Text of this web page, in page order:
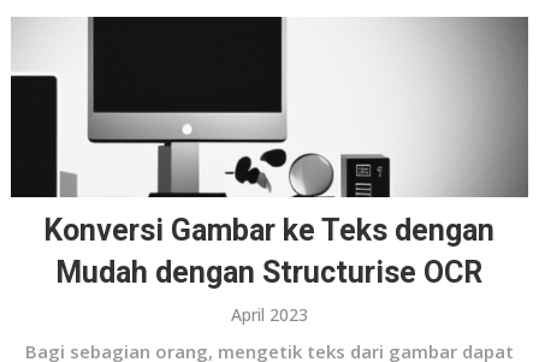
Konversi Gambar ke Teks dengan
Mudah dengan Structurise OCR
April 2023
Bagi sebagian orang, mengetik teks dari gambar dapat